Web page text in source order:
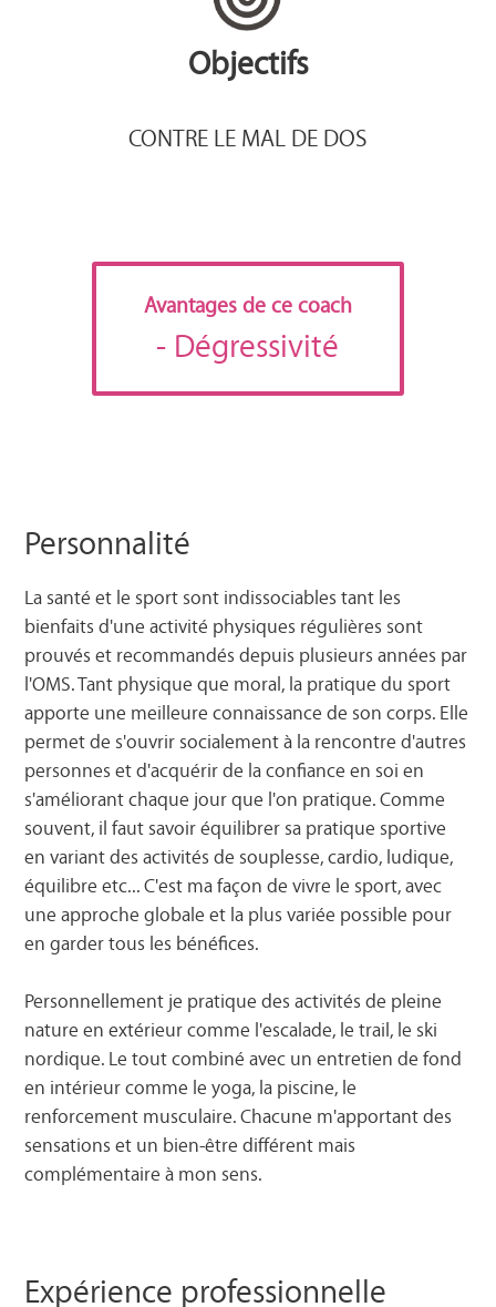
Objectifs
CONTRE LE MAL DE DOS
Avantages de ce coach
- Dégressivité
Personnalité
La santé et le sport sont indissociables tant les
bienfaits d'une activité physiques régulières sont
prouvés et recommandés depuis plusieurs années par
l'OMS. Tant physique que moral, la pratique du sport
apporte une meilleure connaissance de son corps. Elle
permet de s'ouvrir socialement à la rencontre d'autres
personnes et d'acquérir de la confiance en soi en
s'améliorant chaque jour que l'on pratique. Comme
souvent, il faut savoir équilibrer sa pratique sportive
en variant des activités de souplesse, cardio, ludique,
équilibre etc... C'est ma façon de vivre le sport, avec
une approche globale et la plus variée possible pour
en garder tous les bénéfices.
Personnellement je pratique des activités de pleine
nature en extérieur comme l'escalade, le trail, le ski
nordique. Le tout combiné avec un entretien de fond
en intérieur comme le yoga, la piscine, le
renforcement musculaire. Chacune m'apportant des
sensations et un bien-être différent mais
complémentaire à mon sens.
Expérience professionnelle